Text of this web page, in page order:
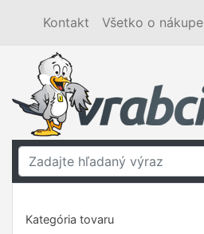
Kontakt Všetko o nákupe
Kategória tovaru